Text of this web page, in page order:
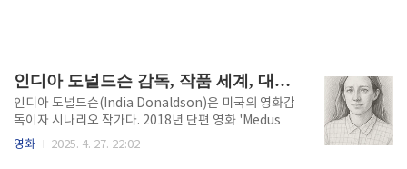
인디아 도널드슨 감독, 작품 세계, 대표작 리뷰, 인터뷰
​인디아 도널드슨(India Donaldson)은 미국의 영화감
독이자 시나리오 작가다. 2018년 단편 영화 'Medus
a'로 감독 데뷔를 했고, 이후 'Hannahs'(2019), 'If Fo
영화 2025. 4. 27. 22:02